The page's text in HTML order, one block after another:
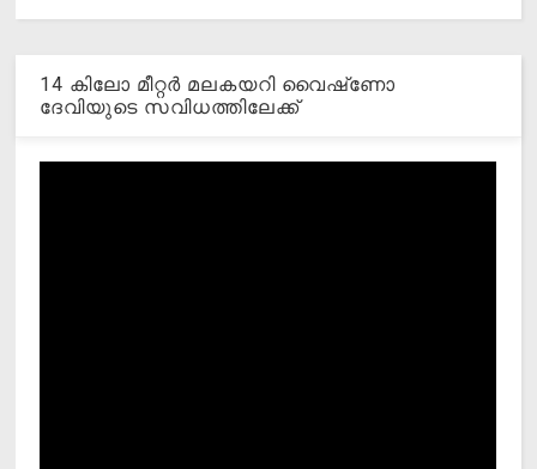
14 കിലോ മീറ്റര്‍ മലകയറി വൈഷ്‌ണോ
ദേവിയുടെ സവിധത്തിലേക്ക്